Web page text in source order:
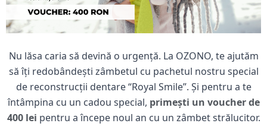
Nu lăsa caria să devină o urgență. La OZONO, te ajutăm
să îți redobândești zâmbetul cu pachetul nostru special
de reconstrucții dentare “Royal Smile”. Și pentru a te
întâmpina cu un cadou special, primești un voucher de
400 lei pentru a începe noul an cu un zâmbet strălucitor.